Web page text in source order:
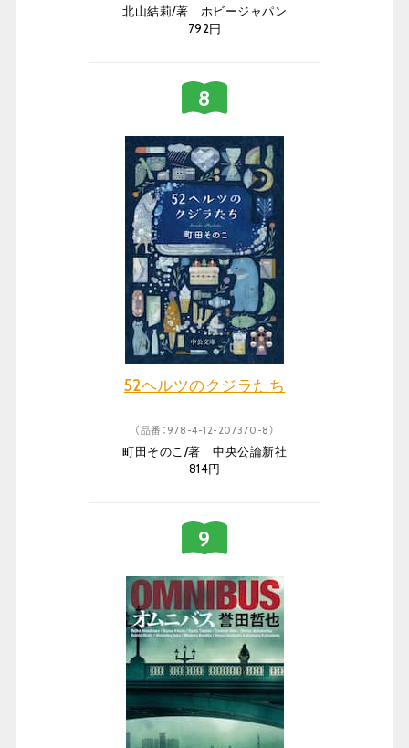
北山結莉/著 ホビージャパン
792円
52ヘルツのクジラたち
（品番：978-4-12-207370-8）
町田そのこ/著 中央公論新社
814円